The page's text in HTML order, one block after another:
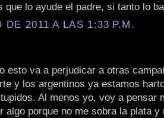
que lo ayude el padre, si tanto lo
DE 2011 A LAS 1:33 P.M.
esto va a perjudicar a otras
y los argentinos ya estamos
Al menos yo, voy a pensar
algo porque no me sobra la plata y